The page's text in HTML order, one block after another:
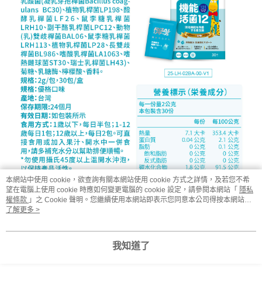
本網站中使用 cookie，欲查詢有關本網站使用 cookie 方式之詳情，及若您不希
望在電腦上使用 cookie 時應如何變更電腦的 cookie 設定，請參閱本網站「 隱私
權條款 」之 Cookie 聲明。您繼續使用本網站即表示您同意本公司得按本網站使
用條款之 Cookie 聲明使用 cookie。
了解更多 >
我知道了